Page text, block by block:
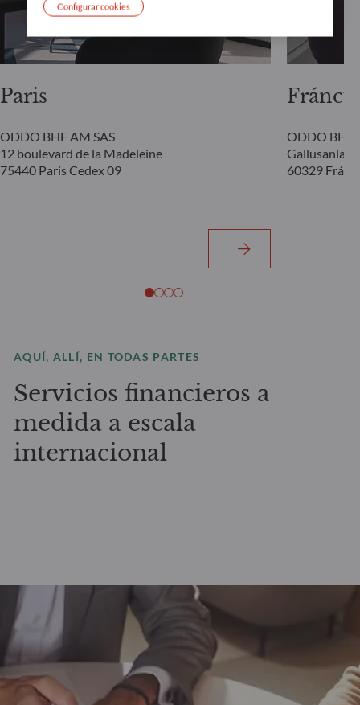
Paris
ODDO BHF AM SAS
12 boulevard de la Madeleine
75440 Paris Cedex 09
ODDO BHF
60329
AQUÍ, ALLÍ, EN TODAS PARTES
Servicios financieros a
medida a escala
internacional
Configurar cookies